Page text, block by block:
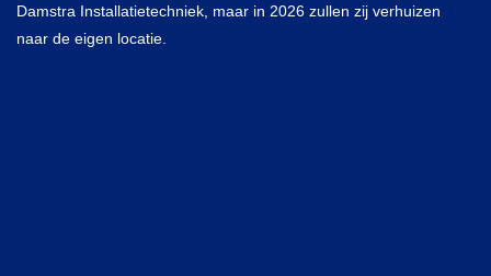
Inloggen
Damstra Installatietechniek, maar in 2026 zullen zij verhuizen
naar de eigen locatie.